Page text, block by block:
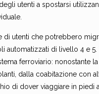
utenti a spostarsi
utenti che potrebbero
automatizzati di livello 4 e 5.
ferroviario: nonostante
dalla coabitazione con
di dover viaggiare in piedi